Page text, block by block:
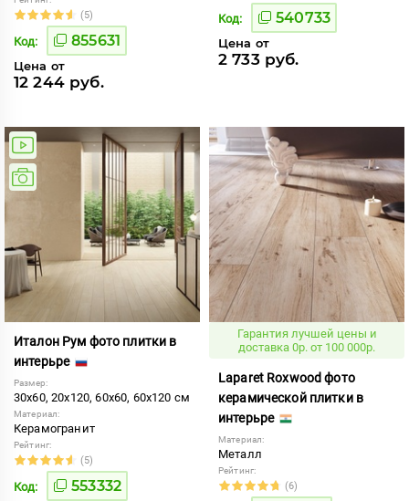
(5)
Код: 855631
Цена от
12 244 руб.
Код: 540733
Цена от
2 733 руб.
Италон Рум фото плитки в
интерьре
Размер:
30x60, 20x120, 60x60, 60x120 см
Материал:
Керамогранит
Рейтинг:
(5)
Код: 553332
Гарантия лучшей цены и
доставка 0р. от 100 000р.
Laparet Roxwood фото
керамической плитки в
интерьре
Материал:
Металл
Рейтинг:
(6)